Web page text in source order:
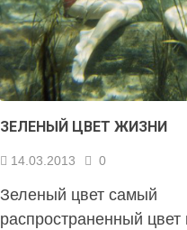
ЗЕЛЕНЫЙ ЦВЕТ ЖИЗНИ
14.03.2013 0
Зеленый цвет самый
распространенный